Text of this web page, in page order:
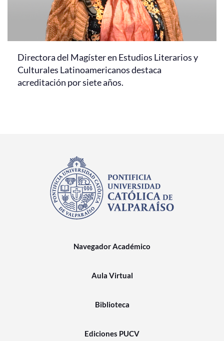
Directora del Magíster en Estudios Literarios y
Culturales Latinoamericanos destaca
acreditación por siete años.
Navegador Académico
Aula Virtual
Biblioteca
Ediciones PUCV